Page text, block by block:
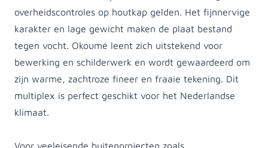
overheidscontroles op houtkap gelden. Het fijnnervige
karakter en lage gewicht maken de plaat bestand
tegen vocht. Okoumé leent zich uitstekend voor
bewerking en schilderwerk en wordt gewaardeerd om
zijn warme, zachtroze fineer en fraaie tekening. Dit
multiplex is perfect geschikt voor het Nederlandse
klimaat.
Voor veeleisende buitenprojecten zoals